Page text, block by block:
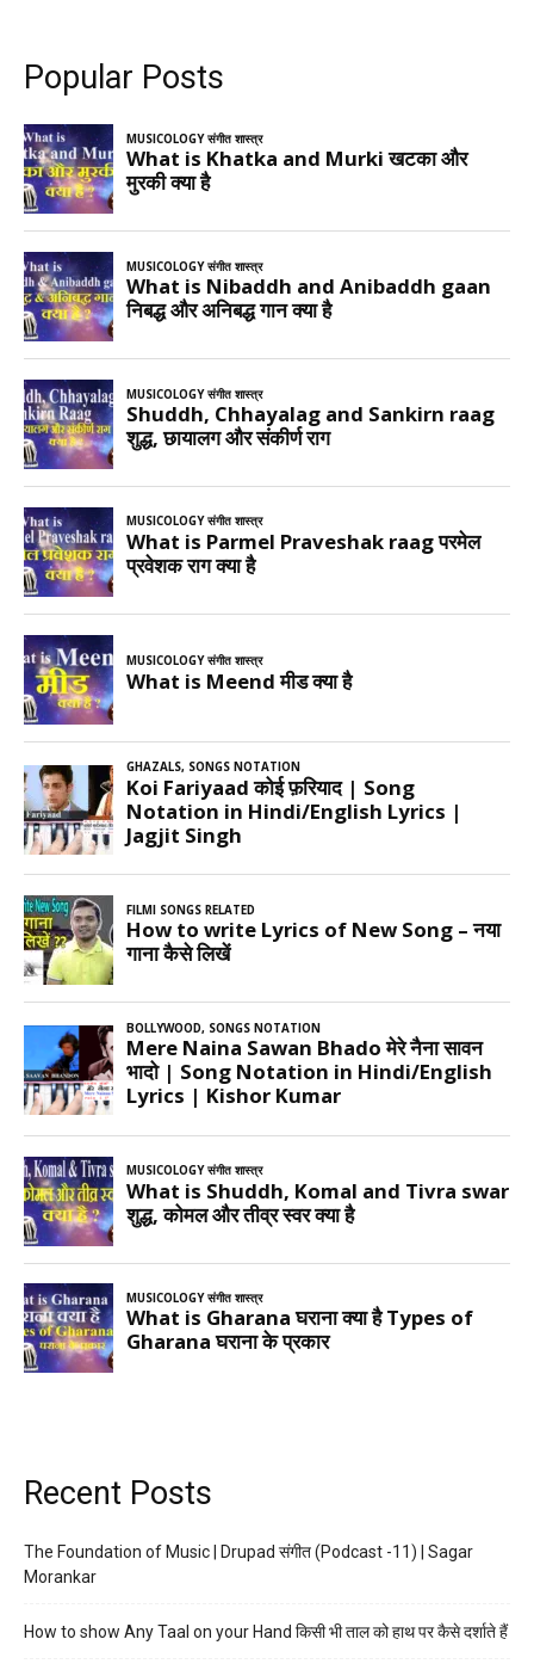
Popular Posts
Recent Posts
The Foundation of Music | Drupad संगीत (Podcast -11) | Sagar
Morankar
How to show Any Taal on your Hand किसी भी ताल को हाथ पर कैसे दर्शाते हैं